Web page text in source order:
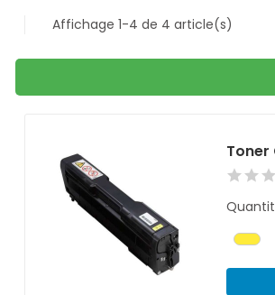
Affichage 1-4 de 4 article(s)
Toner